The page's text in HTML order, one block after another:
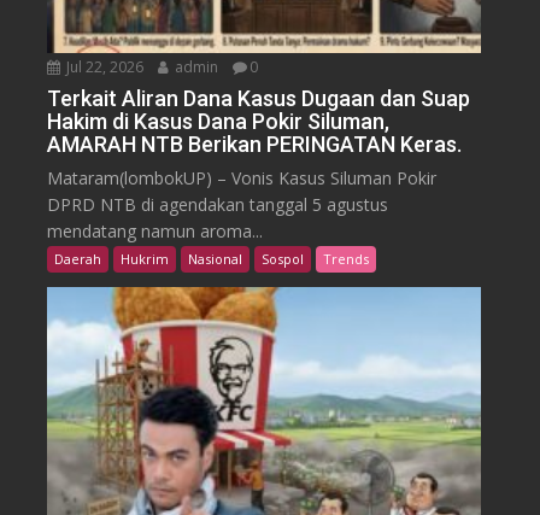
Jul 22, 2026 admin 0
Terkait Aliran Dana Kasus Dugaan dan Suap
Hakim di Kasus Dana Pokir Siluman,
AMARAH NTB Berikan PERINGATAN Keras.
Mataram(lombokUP) – Vonis Kasus Siluman Pokir
DPRD NTB di agendakan tanggal 5 agustus
mendatang namun aroma...
Daerah Hukrim Nasional Sospol Trends